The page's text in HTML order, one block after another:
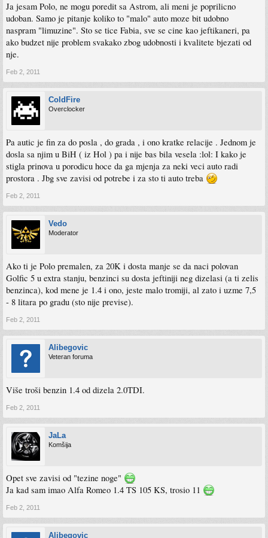
Ja jesam Polo, ne mogu poredit sa Astrom, ali meni je poprilicno
udoban. Samo je pitanje koliko to "malo" auto moze bit udobno
naspram "limuzine". Sto se tice Fabia, sve se cine kao jeftikaneri, pa
ako budzet nije problem svakako zbog udobnosti i kvalitete bjezati od
nje.
Feb 2, 2011
ColdFire
Overclocker
Pa autic je fin za do posla , do grada , i ono kratke relacije . Jednom je
dosla sa njim u BiH ( iz Hol ) pa i nije bas bila vesela :lol: I kako je
stigla prinova u porodicu hoce da ga mjenja za neki veci auto radi
prostora . Jbg sve zavisi od potrebe i za sto ti auto treba
Feb 2, 2011
Vedo
Moderator
Ako ti je Polo premalen, za 20K i dosta manje se da naci polovan
Golfic 5 u extra stanju, benzinci su dosta jeftiniji neg dizelasi (a ti zelis
benzinca), kod mene je 1.4 i ono, jeste malo tromiji, al zato i uzme 7,5
- 8 litara po gradu (sto nije previse).
Feb 2, 2011
Alibegovic
Veteran foruma
Više troši benzin 1.4 od dizela 2.0TDI.
Feb 2, 2011
JaLa
Komšija
Opet sve zavisi od "tezine noge"
Ja kad sam imao Alfa Romeo 1.4 TS 105 KS, trosio 11
Feb 2, 2011
Alibegovic